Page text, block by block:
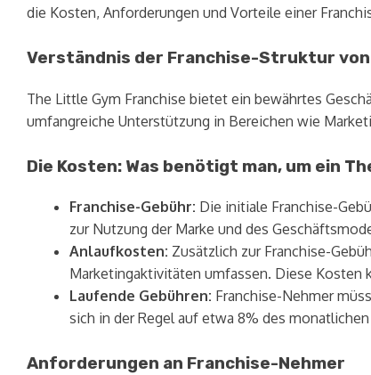
die Kosten, Anforderungen und Vorteile einer
Verständnis der Franchise-Struktur
The Little Gym Franchise bietet ein bewährtes
umfangreiche Unterstützung in Bereichen wie
Die Kosten: Was benötigt man, um ein
Franchise-Gebühr: Die initiale Franchise-
zur Nutzung der Marke und des
Anlaufkosten: Zusätzlich zur Franchise-
Marketingaktivitäten umfassen. Diese
Laufende Gebühren: Franchise-Nehmer
sich in der Regel auf etwa 8% des
Anforderungen an Franchise-Nehmer